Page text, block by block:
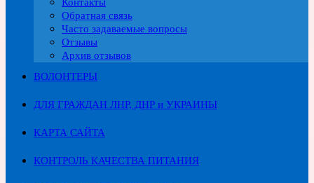
Обратная связь
Часто задаваемые вопросы
Отзывы
Архив отзывов
ВОЛОНТЕРЫ
ДЛЯ ГРАЖДАН ЛНР, ДНР и УКРАИНЫ
КАРТА САЙТА
КОНТРОЛЬ КАЧЕСТВА ПИТАНИЯ